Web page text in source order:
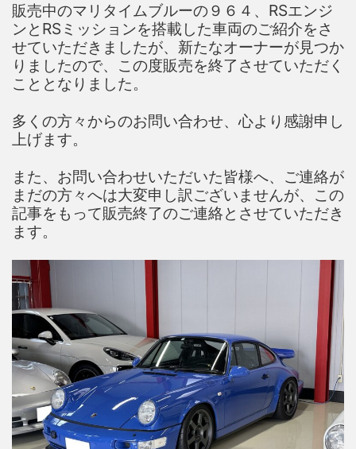
販売中のマリタイムブルーの９６４、RSエンジ
ンとRSミッションを搭載した車両のご紹介をさ
せていただきましたが、新たなオーナーが見つか
りましたので、この度販売を終了させていただく
こととなりました。
多くの方々からのお問い合わせ、心より感謝申し
上げます。
また、お問い合わせいただいた皆様へ、ご連絡が
まだの方々へは大変申し訳ございませんが、この
記事をもって販売終了のご連絡とさせていただき
ます。